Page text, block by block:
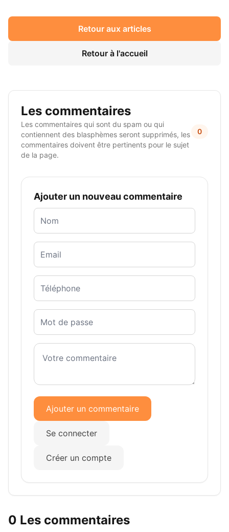
Retour aux articles
Retour à l'accueil
Les commentaires
Les commentaires qui sont du spam ou qui
contiennent des blasphèmes seront supprimés, les
commentaires doivent être pertinents pour le sujet
de la page.
0
Ajouter un nouveau commentaire
Ajouter un commentaire
Se connecter
Créer un compte
0 Les commentaires